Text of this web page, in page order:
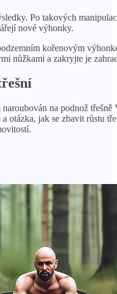
Po takových
nové výhonky.
kořenovým
nůžkami a zakryjte je
na podnož
otázka, jak se zbavit růstu